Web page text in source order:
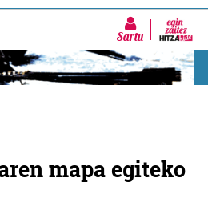
Sartu
mapa egiteko